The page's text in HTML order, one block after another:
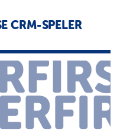
CRM-SPELER